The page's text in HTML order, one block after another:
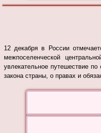
12 декабря в России
межпоселенческой
увлекательное путешествие по
закона страны, о правах и